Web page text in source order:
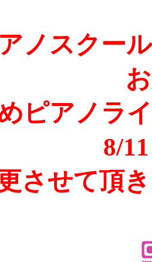
ノスクー
ピアノラ
8/
させて頂